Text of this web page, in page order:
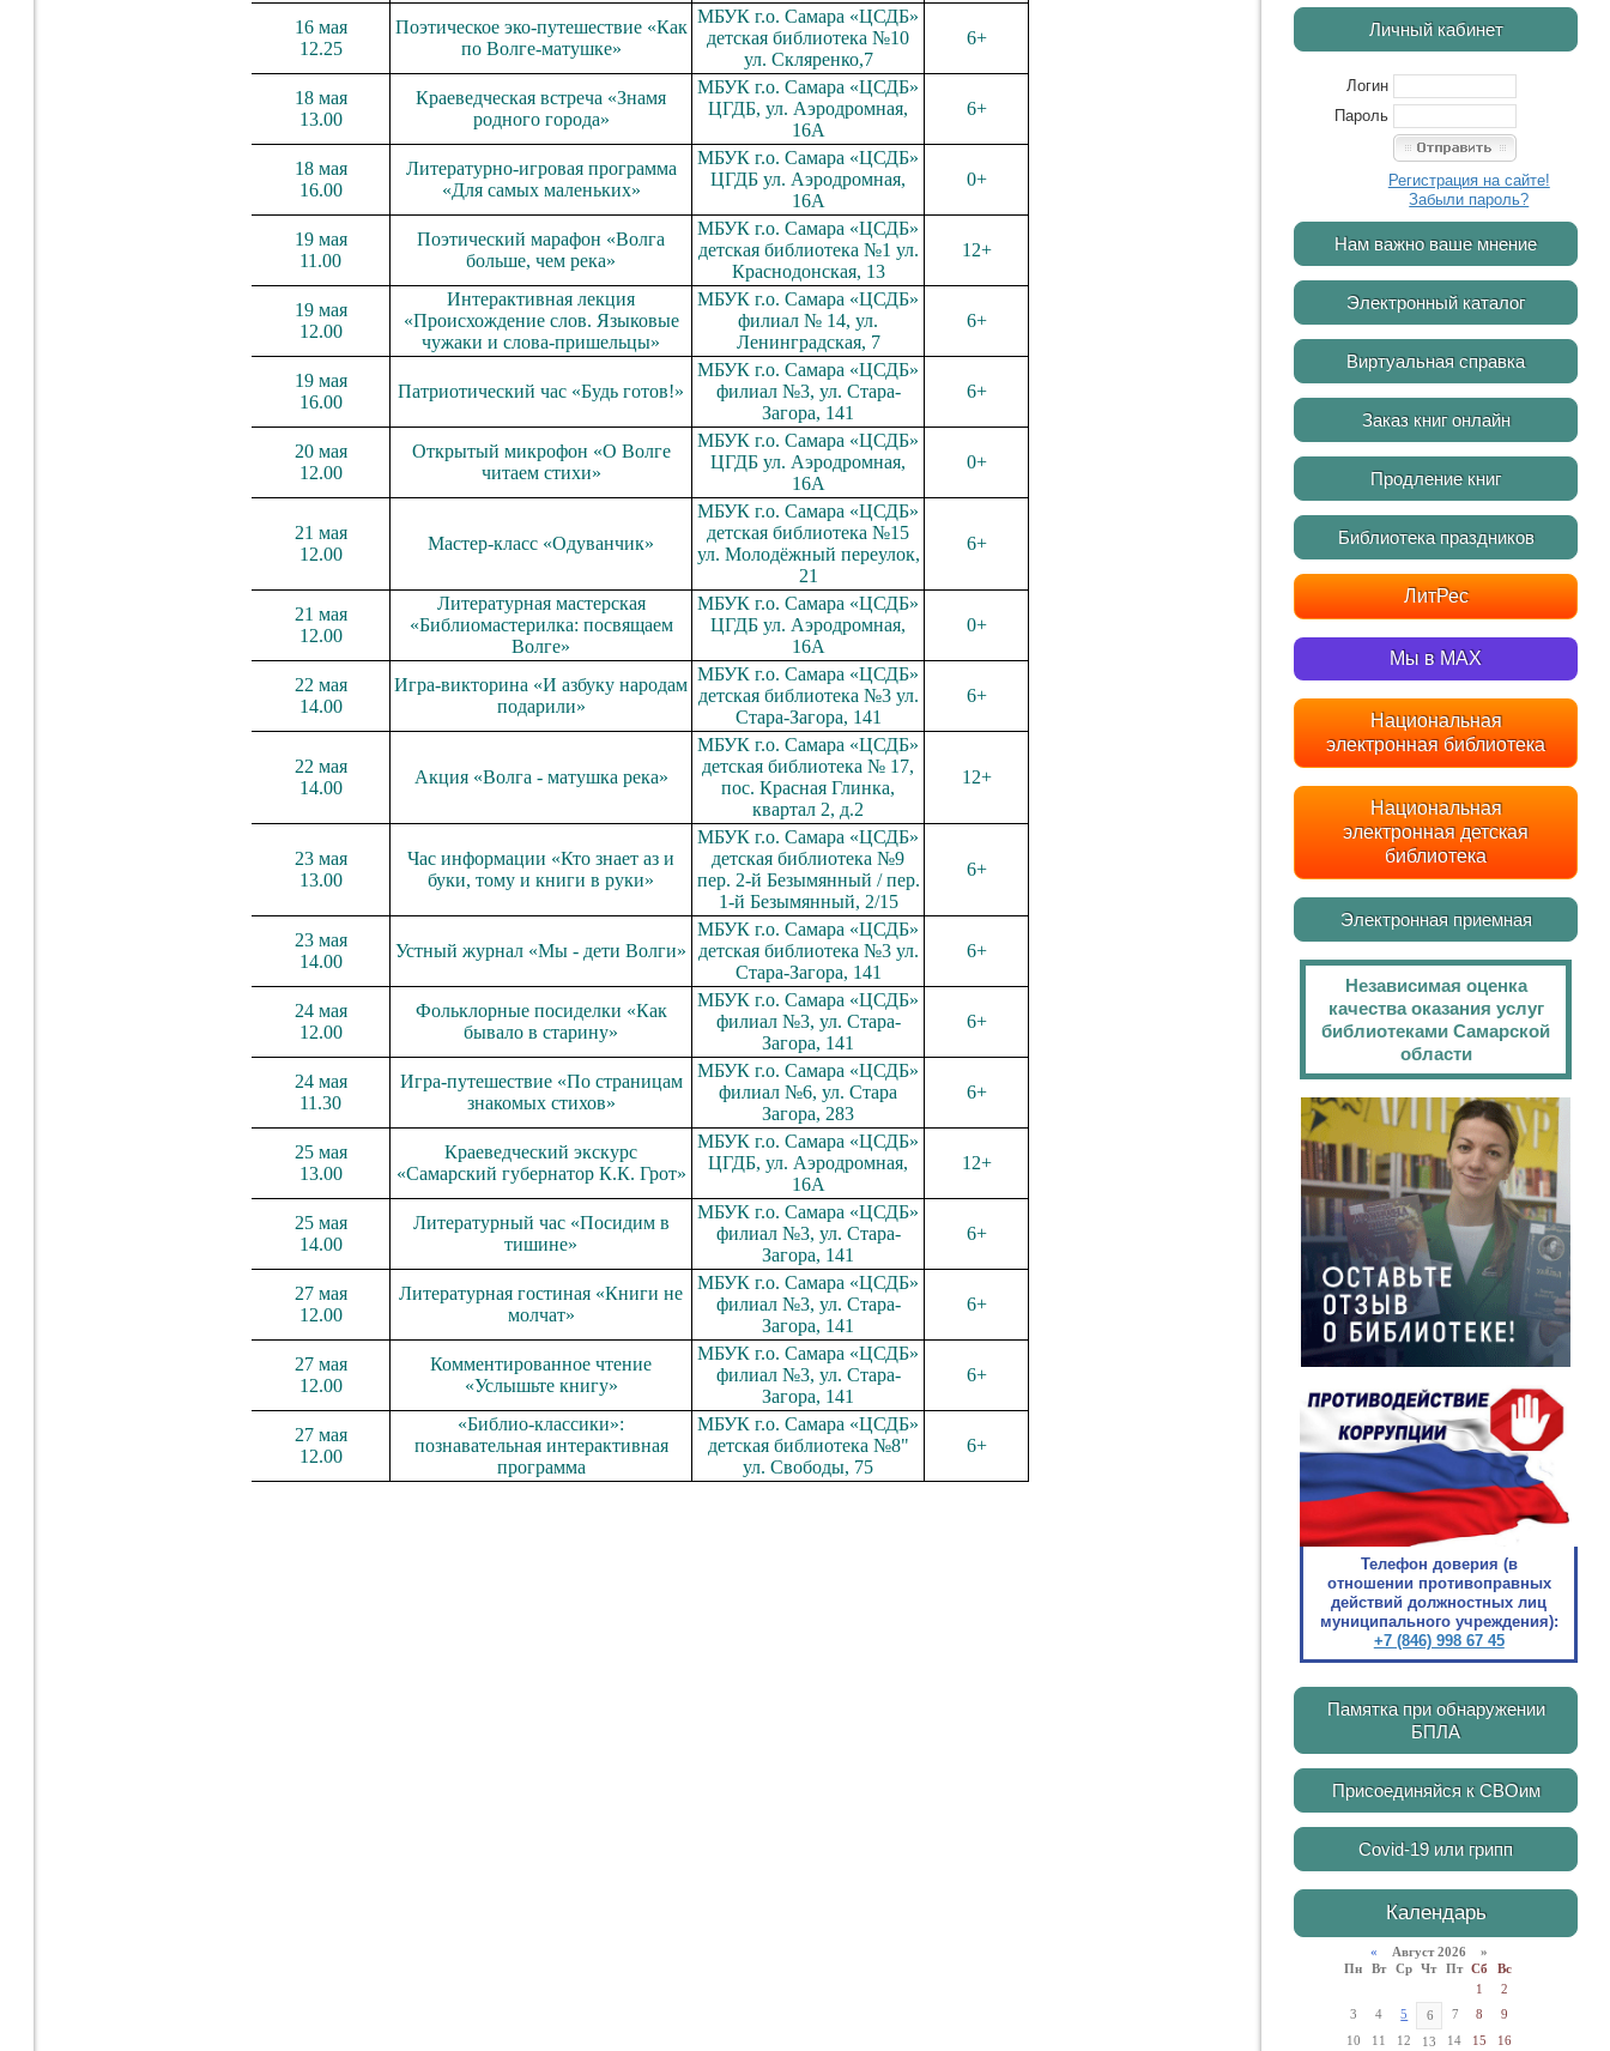
Личный кабинет
Логин
Пароль
Регистрация на сайте!
Забыли пароль?
Нам важно ваше мнение
Электронный каталог
Виртуальная справка
Заказ книг онлайн
Продление книг
Библиотека праздников
ЛитРес
Мы в MAX
Национальная
электронная библиотека
Национальная
электронная детская
библиотека
Электронная приемная
Независимая оценка
качества оказания услуг
библиотеками Самарской
области
Телефон доверия (в
отношении противоправных
действий должностных лиц
муниципального учреждения):
+7 (846) 998 67 45
Памятка при обнаружении
БПЛА
Присоединяйся к СВОим
Covid-19 или грипп
Календарь
« Август 2026 »
Пн
Вт Ср Чт Пт Сб
Вс
1
2
3
4 5 6 7 8
9
10
11 12 13 14 15 16